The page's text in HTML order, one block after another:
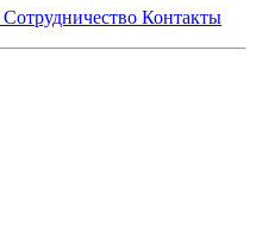
Сотрудничество Контакты